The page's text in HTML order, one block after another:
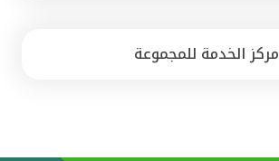
مركز الخدمة للمجموعة